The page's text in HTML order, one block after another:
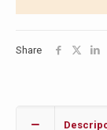
Share